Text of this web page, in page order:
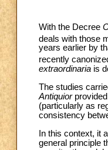
With the Decree
deals with those
years earlier by
recently
extraordinaria is
The studies
Antiquiorprovided
(particularly as
consistency
In this context, it
general principle